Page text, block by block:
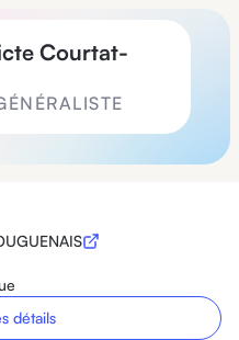
Courtat-
détails